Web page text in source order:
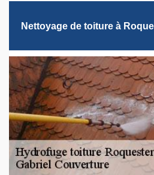
Nettoyage de toiture à